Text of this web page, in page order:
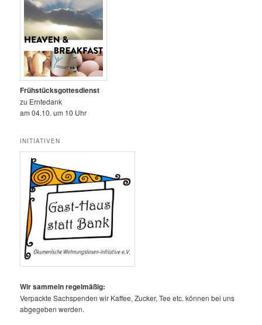
Frühstücksgottesdienst
zu Erntedank
am 04.10. um 10 Uhr
INITIATIVEN
Wir sammeln regelmäßig:
Verpackte Sachspenden wir Kaffee, Zucker, Tee etc. können bei uns
abgegeben werden.